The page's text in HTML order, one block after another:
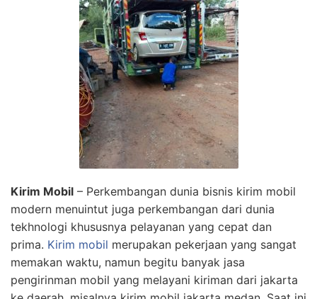
Kirim Mobil – Perkembangan dunia bisnis kirim mobil
modern menuintut juga perkembangan dari dunia
tekhnologi khususnya pelayanan yang cepat dan
prima. Kirim mobil merupakan pekerjaan yang sangat
memakan waktu, namun begitu banyak jasa
pengirinman mobil yang melayani kiriman dari jakarta